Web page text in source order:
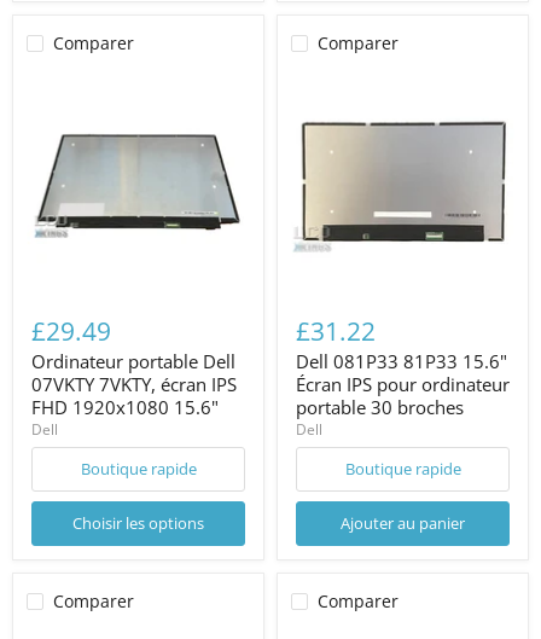
Comparer
£29.49
Ordinateur portable Dell
07VKTY 7VKTY, écran IPS
FHD 1920x1080 15.6"
Dell
Boutique rapide
Choisir les options
Comparer
£31.22
Dell 081P33 81P33 15.6"
Écran IPS pour ordinateur
portable 30 broches
Dell
Boutique rapide
Ajouter au panier
Comparer Comparer